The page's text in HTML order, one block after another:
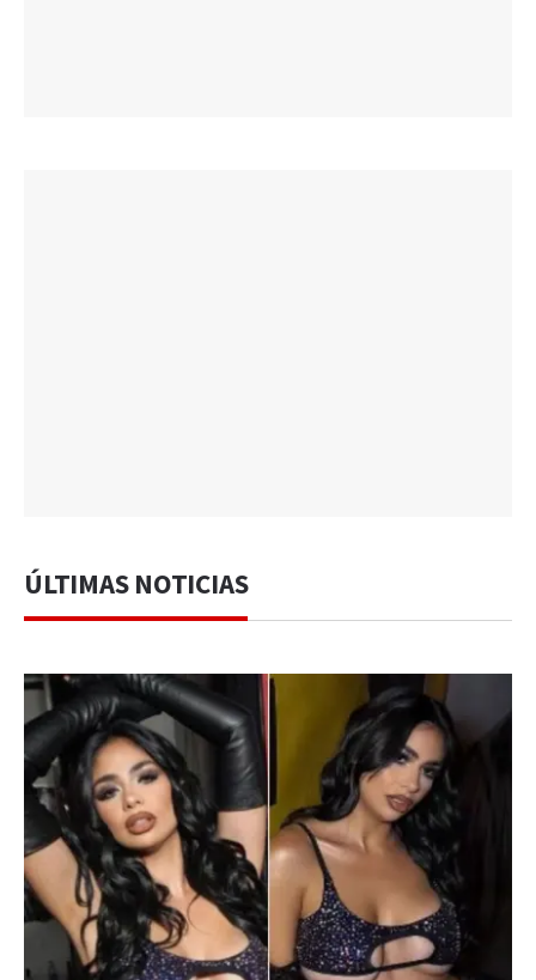
ÚLTIMAS NOTICIAS